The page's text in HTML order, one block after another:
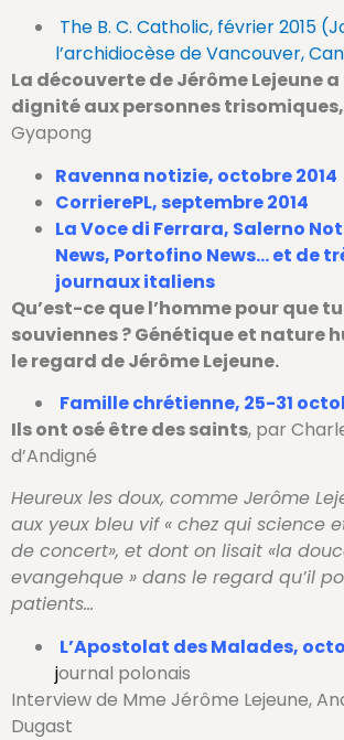
The B. C. Catholic, février 2015
l’archidiocèse de Vancouver,
La découverte de Jérôme Lejeune
dignité aux personnes trisomiques,
Gyapong
Ravenna notizie, octobre 2014
CorrierePL, septembre 2014
La Voce di Ferrara, Salerno
News, Portofino News… et de
journaux italiens
Qu’est-ce que l’homme pour que tu
souviennes ? Génétique et nature
le regard de Jérôme Lejeune.
Famille chrétienne, 25-31
Ils ont osé être des saints, par
d’Andigné
Heureux les doux, comme Jerôme
aux yeux bleu vif « chez qui science
de concert», et dont on lisait «la
evangehque » dans le regard qu’il
patients…
L’Apostolat des Malades,
journal polonais
Interview de Mme Jérôme Lejeune,
Dugast